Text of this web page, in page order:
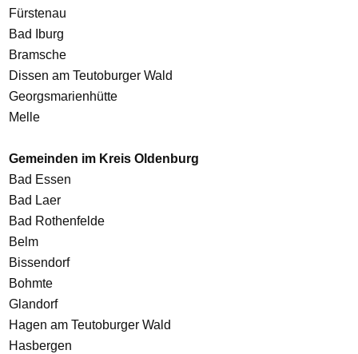
Fürstenau
Bad Iburg
Bramsche
Dissen am Teutoburger Wald
Georgsmarienhütte
Melle
Gemeinden im Kreis Oldenburg
Bad Essen
Bad Laer
Bad Rothenfelde
Belm
Bissendorf
Bohmte
Glandorf
Hagen am Teutoburger Wald
Hasbergen